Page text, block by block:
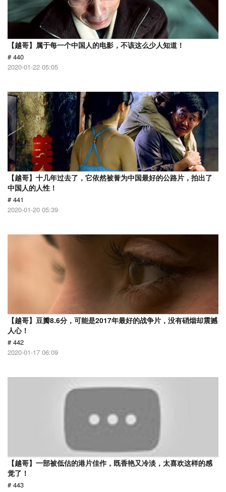
【越哥】属于每一个中国人的电影，不该这么少人知道！
# 440
2020-01-22 05:05
【越哥】十几年过去了，它依然被誉为中国最好的公路片，拍出了
中国人的人性！
# 441
2020-01-20 05:39
【越哥】豆瓣8.6分，可能是2017年最好的战争片，没有硝烟却震撼
人心！
# 442
2020-01-17 06:09
【越哥】一部被低估的港片佳作，既香艳又冷淡，太喜欢这样的感
觉了！
# 443